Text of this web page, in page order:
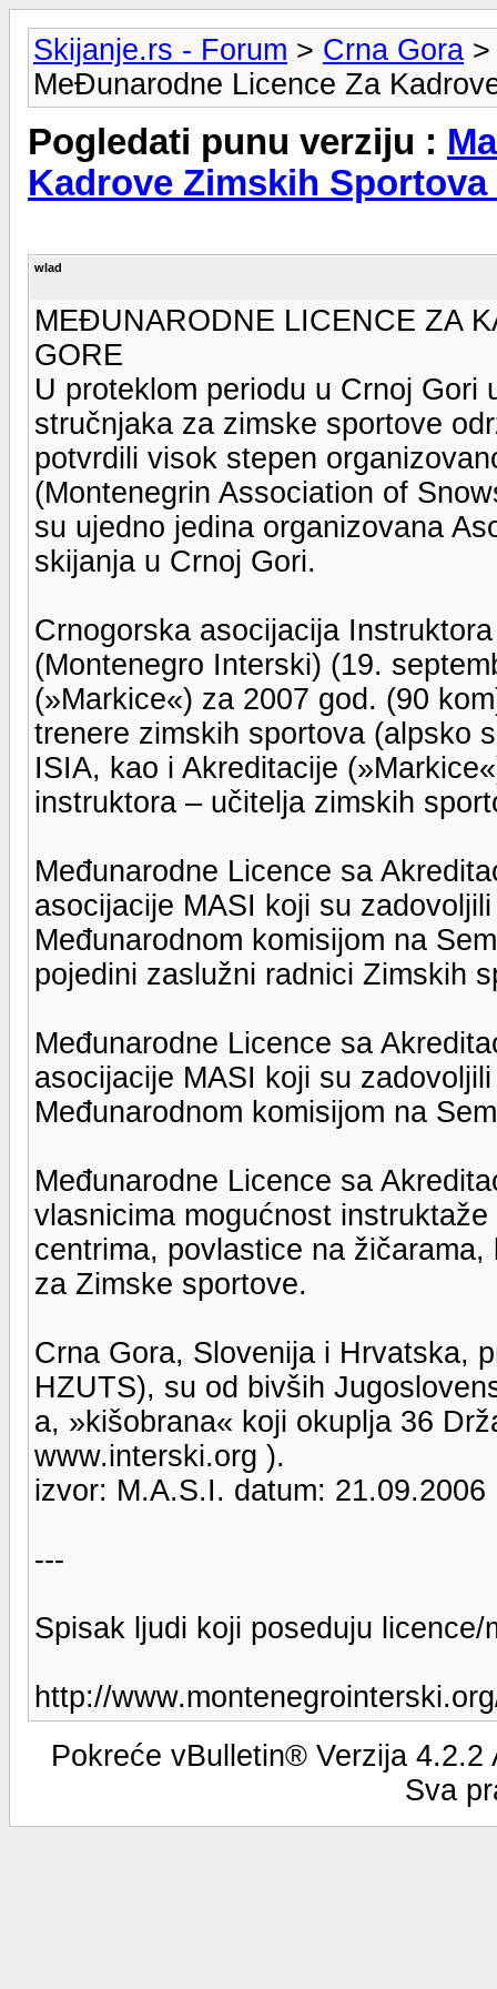
Skijanje.rs - Forum > Crna Gora
MeĐunarodne Licence Za
Pogledati punu verziju :
Kadrove Zimskih Sportova
wlad
MEĐUNARODNE LICENCE ZA
GORE
U proteklom periodu u Crnoj
stručnjaka za zimske sportove
potvrdili visok stepen
(Montenegrin Association of
su ujedno jedina organizovana
skijanja u Crnoj Gori.
Crnogorska asocijacija
(Montenegro Interski) (19.
(»Markice«) za 2007 god. (90
trenere zimskih sportova (alpsko
ISIA, kao i Akreditacije
instruktora – učitelja zimskih
Međunarodne Licence sa
asocijacije MASI koji su
Međunarodnom komisijom na
pojedini zaslužni radnici Zimskih
Međunarodne Licence sa
asocijacije MASI koji su
Međunarodnom komisijom na
Međunarodne Licence sa
vlasnicima mogućnost
centrima, povlastice na
za Zimske sportove.
Crna Gora, Slovenija i Hrvatska,
HZUTS), su od bivših
a, »kišobrana« koji okuplja 36
www.interski.org ).
izvor: M.A.S.I. datum: 21.09.2006
---
Spisak ljudi koji poseduju
http://
Pokreće vBulletin® Verzija
Sva